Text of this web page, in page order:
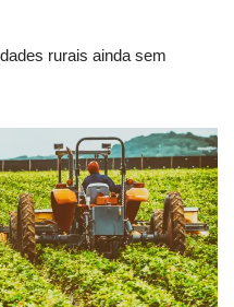
rurais ainda sem